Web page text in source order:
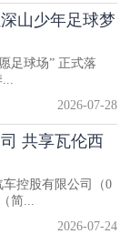
山少年足球梦
足球场” 正式落
...
2026-07-28
共享瓦伦西
控股有限公司（0
简...
2026-07-24